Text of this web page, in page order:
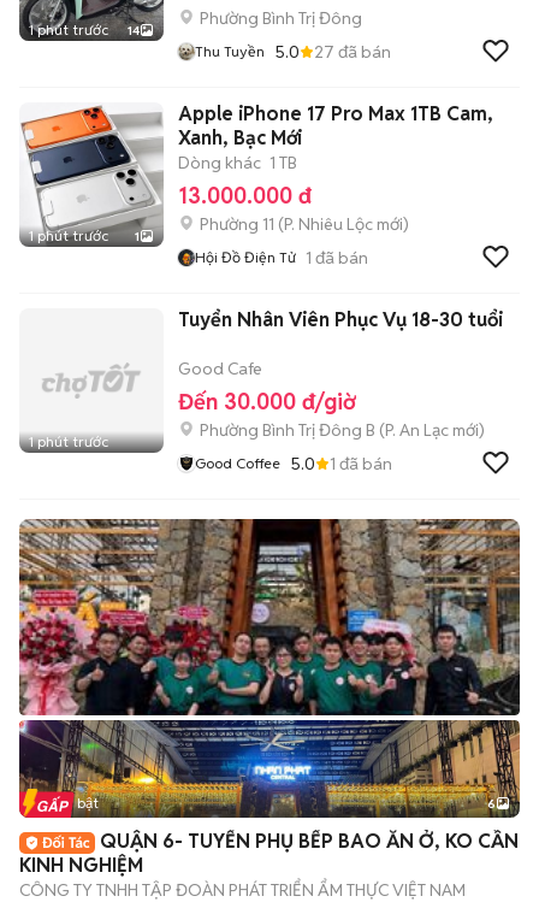
1 phút trước 14
Phường Bình Trị Đông
Thu Tuyền 5.0 27 đã bán
1 phút trước 1
Apple iPhone 17 Pro Max 1TB Cam,
Xanh, Bạc Mới
Dòng khác 1 TB
13.000.000 đ
Phường 11 (P. Nhiêu Lộc mới)
Hội Đồ Điện Tử 1 đã bán
1 phút trước
Tuyển Nhân Viên Phục Vụ 18-30 tuổi
Good Cafe
Đến 30.000 đ/giờ
Phường Bình Trị Đông B (P. An Lạc mới)
Good Coffee 5.0 1 đã bán
+2
Tin nổi bật 6
QUẬN 6- TUYỂN PHỤ BẾP BAO ĂN Ở, KO CẦN
KINH NGHIỆM
CÔNG TY TNHH TẬP ĐOÀN PHÁT TRIỂN ẨM THỰC VIỆT NAM